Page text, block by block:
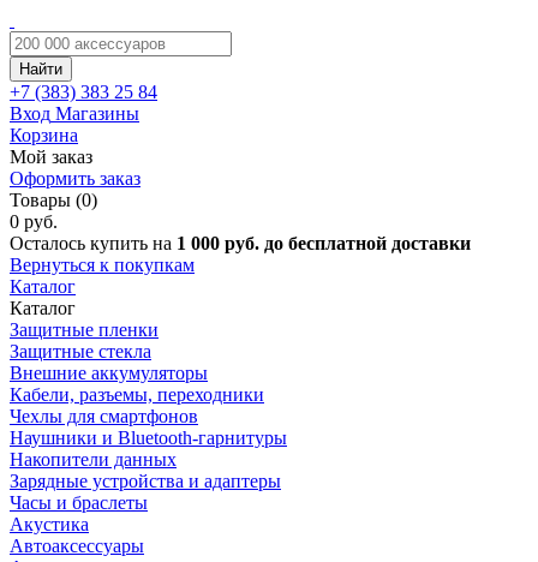
Найти
+7 (383) 383 25 84
Вход Магазины
Корзина
Мой заказ
Оформить заказ
Товары (0)
0 руб.
Осталось купить на 1 000 руб. до бесплатной доставки
Вернуться к покупкам
Каталог
Каталог
Защитные пленки
Защитные стекла
Внешние аккумуляторы
Кабели, разъемы, переходники
Чехлы для смартфонов
Наушники и Bluetooth-гарнитуры
Накопители данных
Зарядные устройства и адаптеры
Часы и браслеты
Акустика
Автоаксессуары